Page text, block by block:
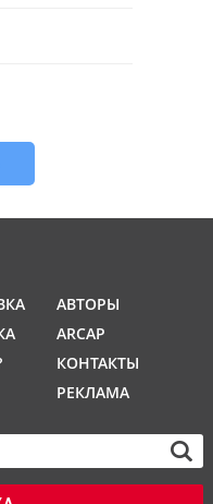
АВТОРЫ
ARCAP
КОНТАКТЫ
РЕКЛАМА